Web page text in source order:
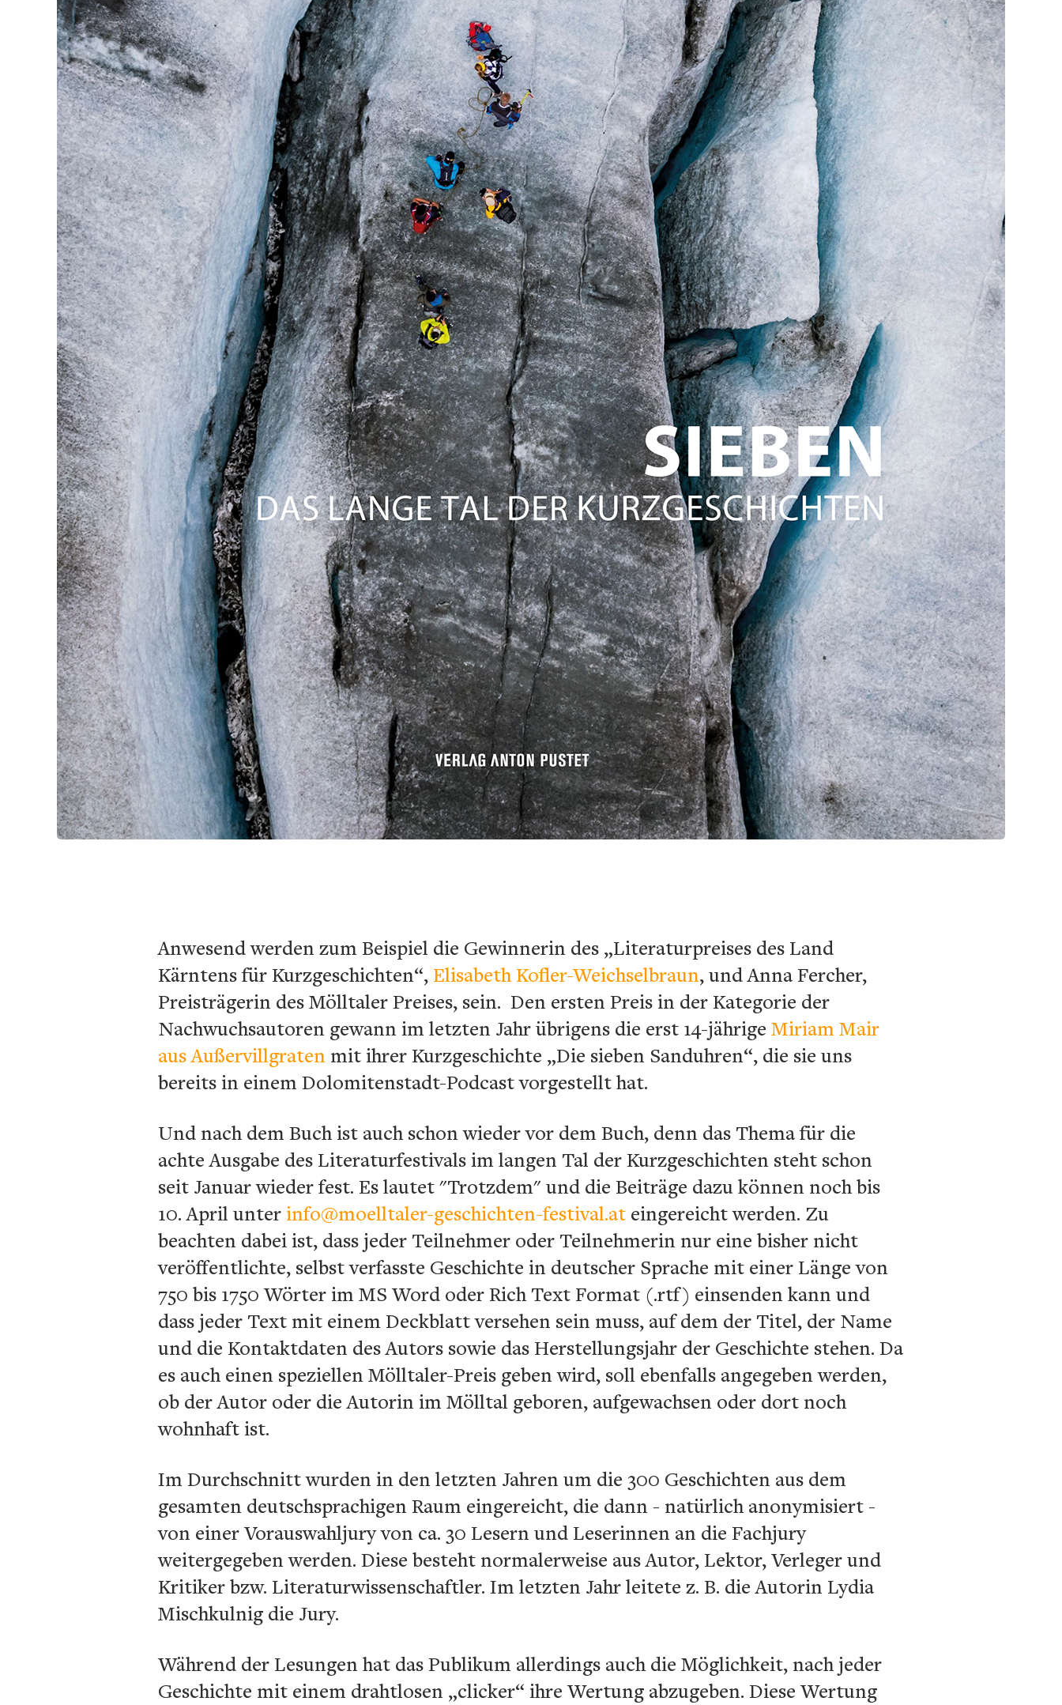
Anwesend werden zum Beispiel die Gewinnerin des „Literaturpreises des Land
Kärntens für Kurzgeschichten“, Elisabeth Kofler-Weichselbraun, und Anna Fercher,
Preisträgerin des Mölltaler Preises, sein. Den ersten Preis in der Kategorie der
Nachwuchsautoren gewann im letzten Jahr übrigens die erst 14-jährige Miriam Mair
aus Außervillgraten mit ihrer Kurzgeschichte „Die sieben Sanduhren“, die sie uns
bereits in einem Dolomitenstadt-Podcast vorgestellt hat.
Und nach dem Buch ist auch schon wieder vor dem Buch, denn das Thema für die
achte Ausgabe des Literaturfestivals im langen Tal der Kurzgeschichten steht schon
seit Januar wieder fest. Es lautet "Trotzdem" und die Beiträge dazu können noch bis
10. April unter info@moelltaler-geschichten-festival.at eingereicht werden. Zu
beachten dabei ist, dass jeder Teilnehmer oder Teilnehmerin nur eine bisher nicht
veröffentlichte, selbst verfasste Geschichte in deutscher Sprache mit einer Länge von
750 bis 1750 Wörter im MS Word oder Rich Text Format (.rtf) einsenden kann und
dass jeder Text mit einem Deckblatt versehen sein muss, auf dem der Titel, der Name
und die Kontaktdaten des Autors sowie das Herstellungsjahr der Geschichte stehen. Da
es auch einen speziellen Mölltaler-Preis geben wird, soll ebenfalls angegeben werden,
ob der Autor oder die Autorin im Mölltal geboren, aufgewachsen oder dort noch
wohnhaft ist.
Im Durchschnitt wurden in den letzten Jahren um die 300 Geschichten aus dem
gesamten deutschsprachigen Raum eingereicht, die dann - natürlich anonymisiert -
von einer Vorauswahljury von ca. 30 Lesern und Leserinnen an die Fachjury
weitergegeben werden. Diese besteht normalerweise aus Autor, Lektor, Verleger und
Kritiker bzw. Literaturwissenschaftler. Im letzten Jahr leitete z. B. die Autorin Lydia
Mischkulnig die Jury.
Während der Lesungen hat das Publikum allerdings auch die Möglichkeit, nach jeder
Geschichte mit einem drahtlosen „clicker“ ihre Wertung abzugeben. Diese Wertung